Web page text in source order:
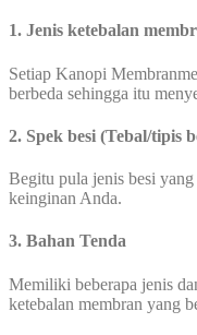
1. Jenis ketebalan
Setiap Kanopi
berbeda sehingga itu
2. Spek besi (Tebal/tipis
Begitu pula jenis besi
keinginan Anda.
3. Bahan Tenda
Memiliki beberapa jenis
ketebalan membran yang